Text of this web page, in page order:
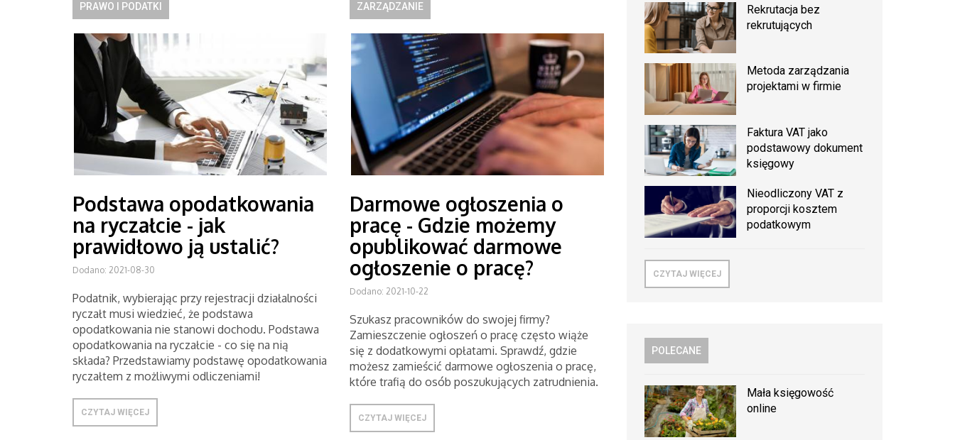
PRAWO I PODATKI
Podstawa opodatkowania
na ryczałcie - jak
prawidłowo ją ustalić?
Dodano: 2021-08-30
Podatnik, wybierając przy rejestracji działalności
ryczałt musi wiedzieć, że podstawa
opodatkowania nie stanowi dochodu. Podstawa
opodatkowania na ryczałcie - co się na nią
składa? Przedstawiamy podstawę opodatkowania
ryczałtem z możliwymi odliczeniami!
CZYTAJ WIĘCEJ
ZARZĄDZANIE
Darmowe ogłoszenia o
pracę - Gdzie możemy
opublikować darmowe
ogłoszenie o pracę?
Dodano: 2021-10-22
Szukasz pracowników do swojej firmy?
Zamieszczenie ogłoszeń o pracę często wiąże
się z dodatkowymi opłatami. Sprawdź, gdzie
możesz zamieścić darmowe ogłoszenia o pracę,
które trafią do osób poszukujących zatrudnienia.
CZYTAJ WIĘCEJ
Rekrutacja bez
rekrutujących
Metoda zarządzania
projektami w firmie
Faktura VAT jako
podstawowy dokument
księgowy
Nieodliczony VAT z
proporcji kosztem
podatkowym
CZYTAJ WIĘCEJ
POLECANE
Mała księgowość
online